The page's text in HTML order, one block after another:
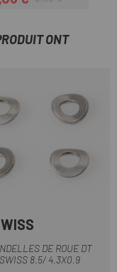
Prix
Prix habituel
ONT
DE ROUE DT
SWISS 8.5/ 4.3X0.9